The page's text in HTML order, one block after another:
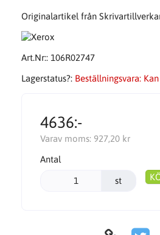
Originalartikel från
Art.Nr:: 106R02747
Lagerstatus?: Beställningsvara:
4636:-
Varav moms: 927,20 kr
Antal
st